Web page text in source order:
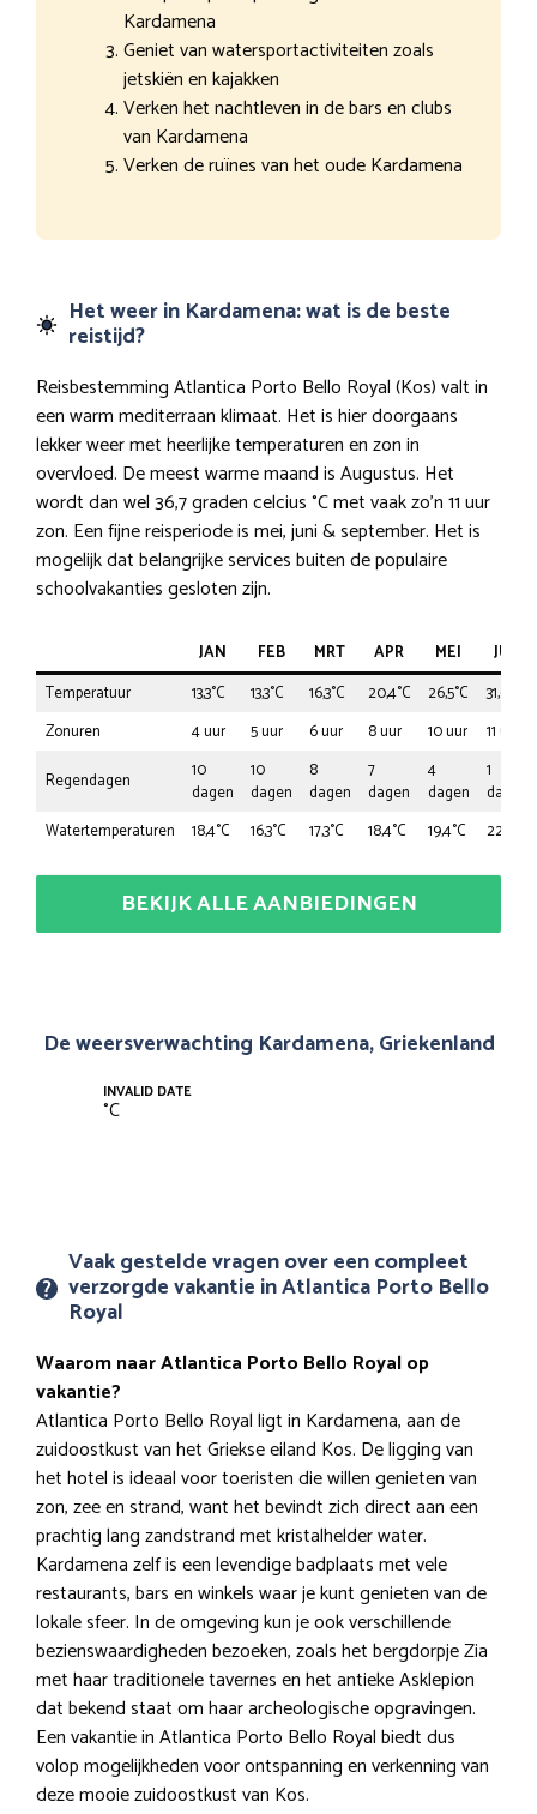
Kardamena
Geniet van watersportactiviteiten zoals
jetskiën en kajakken
Verken het nachtleven in de bars en clubs
van Kardamena
Verken de ruïnes van het oude Kardamena
Het weer in Kardamena: wat is de beste
reistijd?
Reisbestemming Atlantica Porto Bello Royal (Kos) valt in
een warm mediterraan klimaat. Het is hier doorgaans
lekker weer met heerlijke temperaturen en zon in
overvloed. De meest warme maand is Augustus. Het
wordt dan wel 36,7 graden celcius °C met vaak zo’n 11 uur
zon. Een fijne reisperiode is mei, juni & september. Het is
mogelijk dat belangrijke services buiten de populaire
schoolvakanties gesloten zijn.
JAN FEB MRT APR MEI
JUN
Temperatuur
13,3°C 13,3°C 16,3°C 20,4°C 26,5°C
31,6°C
Zonuren
4 uur 5 uur 6 uur 8 uur 10 uur
11 uur
Regendagen
10
dagen
10
dagen
8
dagen
7
dagen
4
dagen
1
dagen
Watertemperaturen
18,4°C 16,3°C 17,3°C 18,4°C 19,4°C 22,4°C
BEKIJK ALLE AANBIEDINGEN
De weersverwachting Kardamena, Griekenland
INVALID DATE
°C
Vaak gestelde vragen over een compleet
verzorgde vakantie in Atlantica Porto Bello
Royal
Waarom naar Atlantica Porto Bello Royal op
vakantie?
Atlantica Porto Bello Royal ligt in Kardamena, aan de
zuidoostkust van het Griekse eiland Kos. De ligging van
het hotel is ideaal voor toeristen die willen genieten van
zon, zee en strand, want het bevindt zich direct aan een
prachtig lang zandstrand met kristalhelder water.
Kardamena zelf is een levendige badplaats met vele
restaurants, bars en winkels waar je kunt genieten van de
lokale sfeer. In de omgeving kun je ook verschillende
bezienswaardigheden bezoeken, zoals het bergdorpje Zia
met haar traditionele tavernes en het antieke Asklepion
dat bekend staat om haar archeologische opgravingen.
Een vakantie in Atlantica Porto Bello Royal biedt dus
volop mogelijkheden voor ontspanning en verkenning van
deze mooie zuidoostkust van Kos.